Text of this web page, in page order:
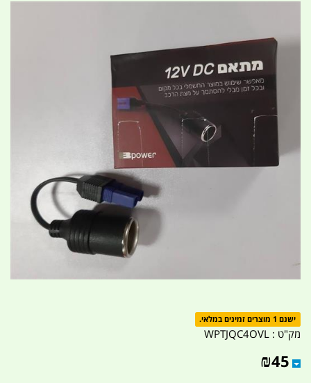
ישנם 1 מוצרים זמינים במלאי.
מק"ט : WPTJQC4OVL
₪45